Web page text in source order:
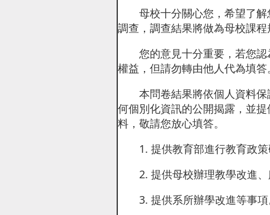
母校十分關心您，希望了解
調查，調查結果將做為母校課程
您的意見十分重要，若您認
權益，但請勿轉由他人代為填答
本問卷結果將依個人資料保
何個別化資訊的公開揭露，並
料，敬請您放心填答。
1. 提供教育部進行教育政策
2. 提供母校辦理教學改進、
3. 提供系所辦學改進等事項